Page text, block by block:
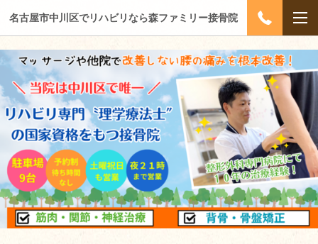
名古屋市中川区でリハビリなら森ファミリー接骨院